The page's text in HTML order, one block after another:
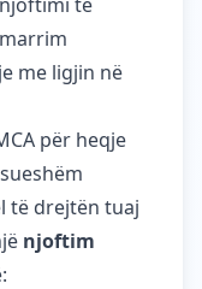
me ligjin në
për heqje
të drejtën tuaj
njoftim